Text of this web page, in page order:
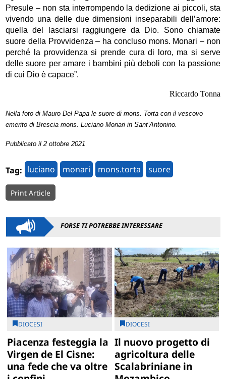
Presule – non sta interrompendo la dedizione ai piccoli, sta
vivendo una delle due dimensioni inseparabili dell’amore:
quella del lasciarsi raggiungere da Dio. Sono chiamate
suore della Provvidenza – ha concluso mons. Monari – non
perché la provvidenza si prende cura di loro, ma si serve
delle suore per amare i bambini più deboli con la passione
di cui Dio è capace”.
Riccardo Tonna
Nella foto di Mauro Del Papa le suore di mons. Torta con il vescovo
emerito di Brescia mons. Luciano Monari in Sant’Antonino.
Pubblicato il 2 ottobre 2021
Tag: luciano monari mons.torta suore
Print Article
FORSE TI POTREBBE INTERESSARE
DIOCESI
Piacenza festeggia la
Virgen de El Cisne:
una fede che va oltre
DIOCESI
Il nuovo progetto di
agricoltura delle
Scalabriniane in